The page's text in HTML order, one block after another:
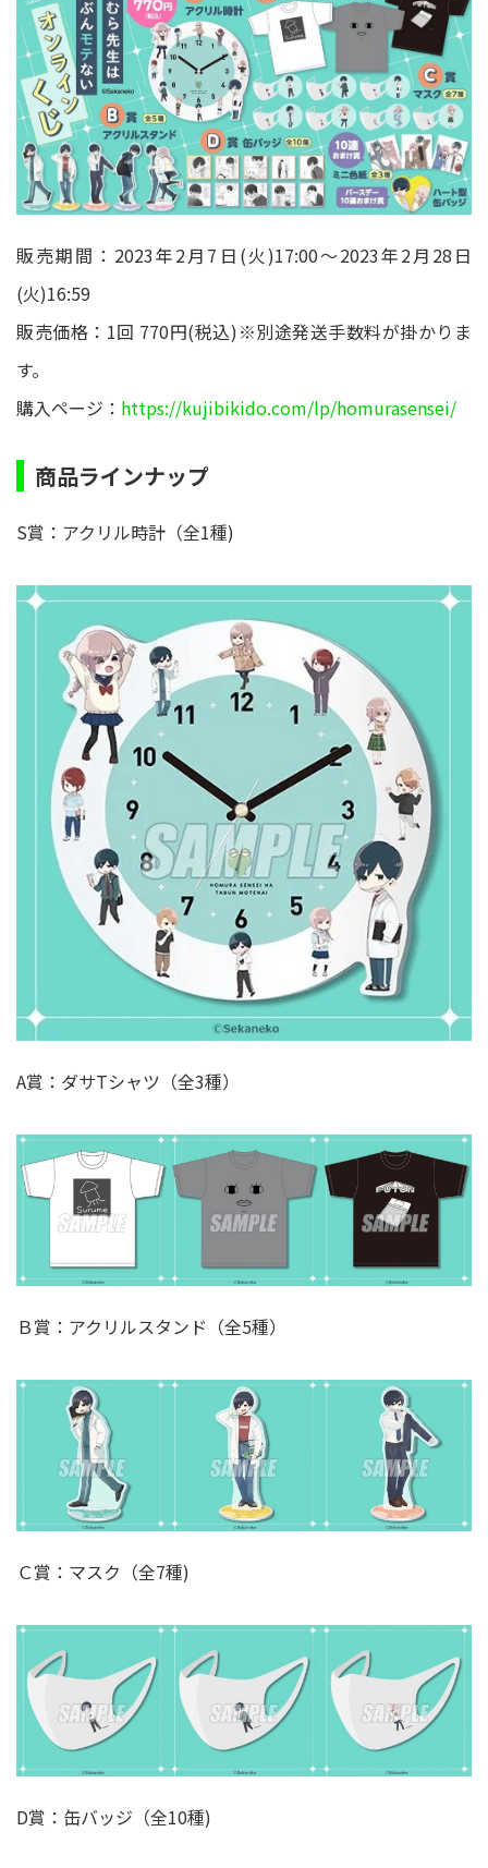
販売期間：2023年2月7日(火)17:00～2023年2月28日
(火)16:59
販売価格：1回 770円(税込)※別途発送手数料が掛かりま
す。
購入ページ： https://kujibikido.com/lp/homurasensei/
商品ラインナップ
S賞：アクリル時計（全1種)
A賞：ダサTシャツ（全3種）
Ｂ賞：アクリルスタンド（全5種）
Ｃ賞：マスク（全7種)
D賞：缶バッジ（全10種)